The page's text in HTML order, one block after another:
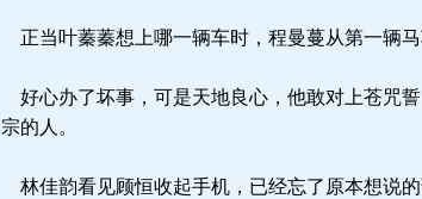
正当叶蓁蓁想上哪一辆车时，程曼蔓从第一辆马
好心办了坏事，可是天地良心，他敢对上苍咒
宗的人。
林佳韵看见顾恒收起手机，已经忘了原本想说的